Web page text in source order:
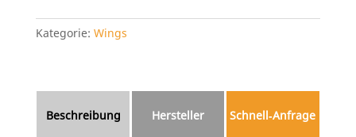
Kategorie: Wings
Beschreibung Hersteller Schnell‑Anfrage